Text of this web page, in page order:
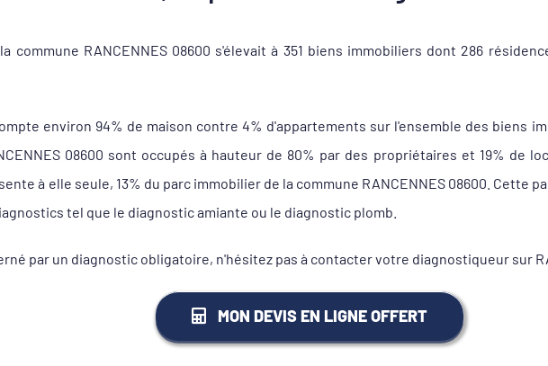
commune RANCENNES 08600 s'élevait à 351 biens immobiliers dont 286
environ 94% de maison contre 4% d'appartements sur l'ensemble des biens
08600 sont occupés à hauteur de 80% par des propriétaires et 19% de
à elle seule, 13% du parc immobilier de la commune RANCENNES 08600.
tel que le diagnostic amiante ou le diagnostic plomb.
par un diagnostic obligatoire, n'hésitez pas à contacter votre diagnostiqueur sur
MON DEVIS EN LIGNE OFFERT